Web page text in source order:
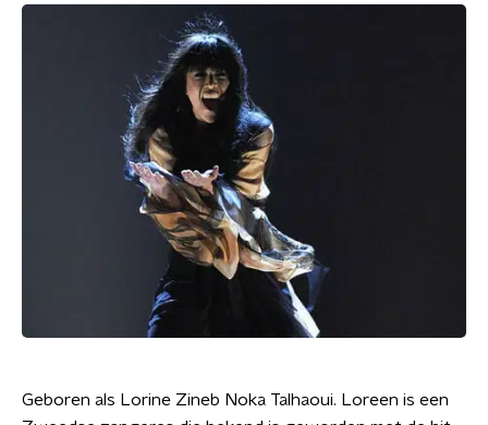
Geboren als Lorine Zineb Noka Talhaoui. Loreen is een